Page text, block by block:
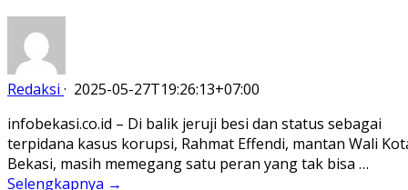
Redaksi · 2025-05-27T19:26:13+07:00
infobekasi.co.id – Di balik jeruji besi dan status sebagai
terpidana kasus korupsi, Rahmat Effendi, mantan Wali
Bekasi, masih memegang satu peran yang tak bisa …
Selengkapnya →